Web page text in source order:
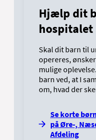
Hjælp dit
hospitalet
Skal dit barn til
opereres,
mulige
barn ved, at I
om, hvad der
Se korte
på Øre-,
Afdeling